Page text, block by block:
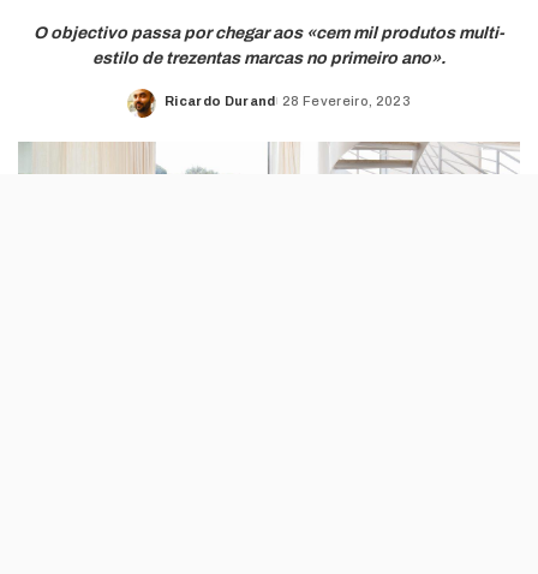
O objectivo passa por chegar aos «cem mil produtos multi-
estilo de trezentas marcas no primeiro ano».
Posted
Ricardo Durand 28 Fevereiro, 2023